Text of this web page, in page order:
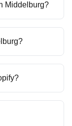
Middelburg?